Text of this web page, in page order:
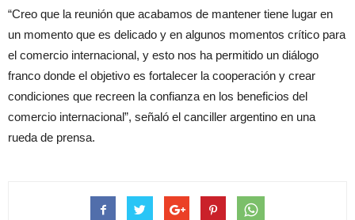
“Creo que la reunión que acabamos de mantener tiene lugar en
un momento que es delicado y en algunos momentos crítico para
el comercio internacional, y esto nos ha permitido un diálogo
franco donde el objetivo es fortalecer la cooperación y crear
condiciones que recreen la confianza en los beneficios del
comercio internacional”, señaló el canciller argentino en una
rueda de prensa.